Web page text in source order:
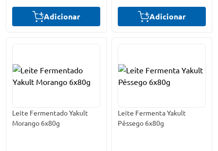
Adicionar Adicionar
Leite Fermentado Yakult
Morango 6x80g
Leite Fermenta Yakult
Pêssego 6x80g